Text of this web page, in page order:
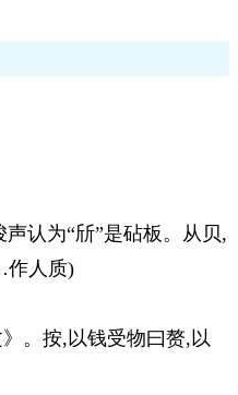
声认为“斦”是砧板。从贝,
作人质)
。按,以钱受物曰赘,以